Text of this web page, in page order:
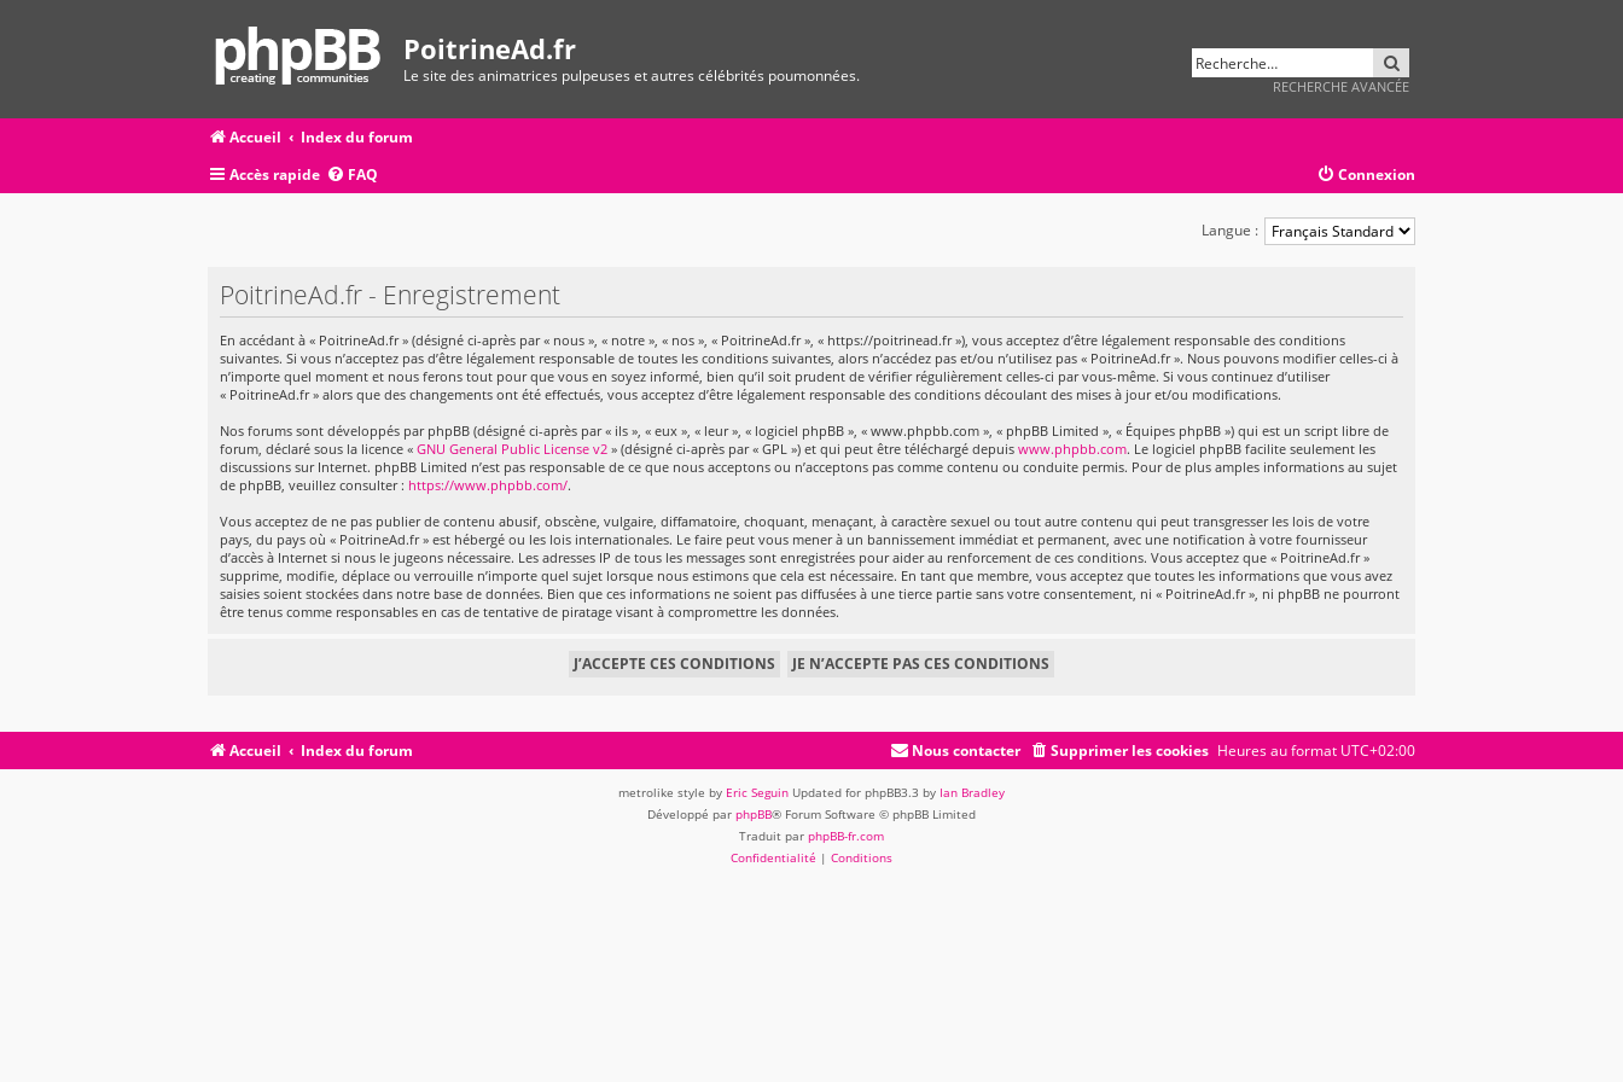
PoitrineAd.fr
Le site des animatrices pulpeuses et autres célébrités poumonnées.
RECHERCHE AVANCÉE
Accueil
Index du forum
Accès rapide
FAQ Connexion
Langue :
PoitrineAd.fr - Enregistrement
En accédant à « PoitrineAd.fr » (désigné ci-après par « nous », « notre », « nos », « PoitrineAd.fr », « https://poitrinead.fr »), vous acceptez d’être légalement responsable des conditions
suivantes. Si vous n’acceptez pas d’être légalement responsable de toutes les conditions suivantes, alors n’accédez pas et/ou n’utilisez pas « PoitrineAd.fr ». Nous pouvons modifier celles-ci à
n’importe quel moment et nous ferons tout pour que vous en soyez informé, bien qu’il soit prudent de vérifier régulièrement celles-ci par vous-même. Si vous continuez d’utiliser
« PoitrineAd.fr » alors que des changements ont été effectués, vous acceptez d’être légalement responsable des conditions découlant des mises à jour et/ou modifications.
Nos forums sont développés par phpBB (désigné ci-après par « ils », « eux », « leur », « logiciel phpBB », « www.phpbb.com », « phpBB Limited », « Équipes phpBB ») qui est un script libre de
forum, déclaré sous la licence « GNU General Public License v2 » (désigné ci-après par « GPL ») et qui peut être téléchargé depuis www.phpbb.com. Le logiciel phpBB facilite seulement les
discussions sur Internet. phpBB Limited n’est pas responsable de ce que nous acceptons ou n’acceptons pas comme contenu ou conduite permis. Pour de plus amples informations au sujet
de phpBB, veuillez consulter : https://www.phpbb.com/.
Vous acceptez de ne pas publier de contenu abusif, obscène, vulgaire, diffamatoire, choquant, menaçant, à caractère sexuel ou tout autre contenu qui peut transgresser les lois de votre
pays, du pays où « PoitrineAd.fr » est hébergé ou les lois internationales. Le faire peut vous mener à un bannissement immédiat et permanent, avec une notification à votre fournisseur
d’accès à Internet si nous le jugeons nécessaire. Les adresses IP de tous les messages sont enregistrées pour aider au renforcement de ces conditions. Vous acceptez que « PoitrineAd.fr »
supprime, modifie, déplace ou verrouille n’importe quel sujet lorsque nous estimons que cela est nécessaire. En tant que membre, vous acceptez que toutes les informations que vous avez
saisies soient stockées dans notre base de données. Bien que ces informations ne soient pas diffusées à une tierce partie sans votre consentement, ni « PoitrineAd.fr », ni phpBB ne pourront
être tenus comme responsables en cas de tentative de piratage visant à compromettre les données.
Accueil Index du forum Heures au format UTC+02:00
Supprimer les cookies
Nous contacter
metrolike style by Eric Seguin Updated for phpBB3.3 by Ian Bradley
Développé par phpBB® Forum Software © phpBB Limited
Traduit par phpBB-fr.com
Confidentialité | Conditions